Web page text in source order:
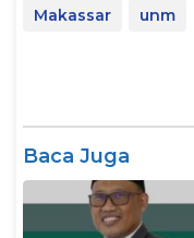
Makassar unm
Baca Juga